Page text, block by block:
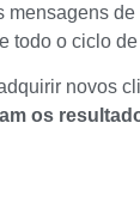
mensagens
todo o ciclo
novos
os